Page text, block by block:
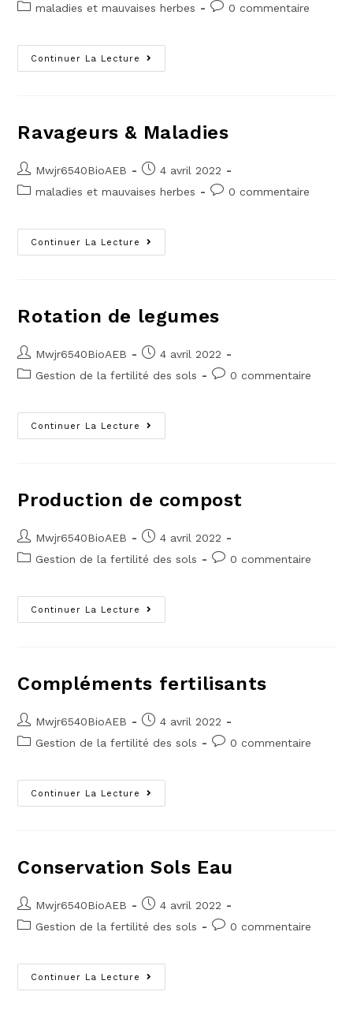
maladies et mauvaises herbes
0 commentaire
Continuer La Lecture
Ravageurs & Maladies
Mwjr6540BioAEB
4 avril 2022
maladies et mauvaises herbes
0 commentaire
Continuer La Lecture
Rotation de legumes
Mwjr6540BioAEB
4 avril 2022
Gestion de la fertilité des sols
0 commentaire
Continuer La Lecture
Production de compost
Mwjr6540BioAEB
4 avril 2022
Gestion de la fertilité des sols
0 commentaire
Continuer La Lecture
Compléments fertilisants
Mwjr6540BioAEB
4 avril 2022
Gestion de la fertilité des sols
0 commentaire
Continuer La Lecture
Conservation Sols Eau
Mwjr6540BioAEB
4 avril 2022
Gestion de la fertilité des sols
0 commentaire
Continuer La Lecture